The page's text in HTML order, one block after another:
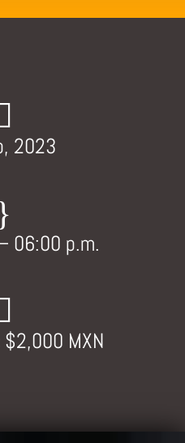
2023
06:00 p.m.
MXN